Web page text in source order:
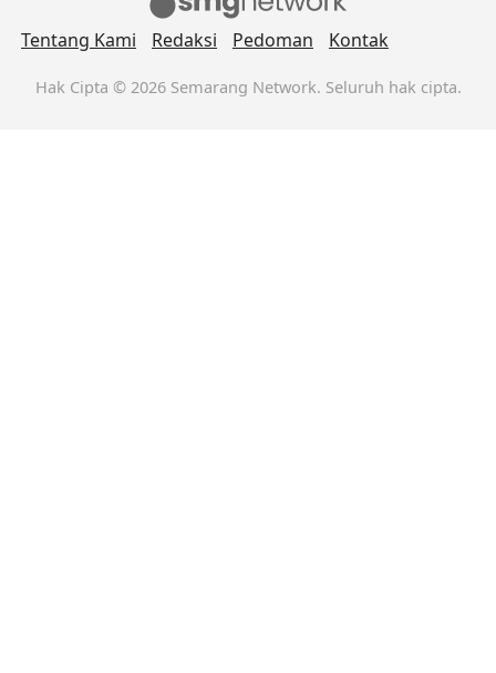
Tentang Kami Redaksi Pedoman Kontak
Hak Cipta © 2026 Semarang Network. Seluruh hak cipta.